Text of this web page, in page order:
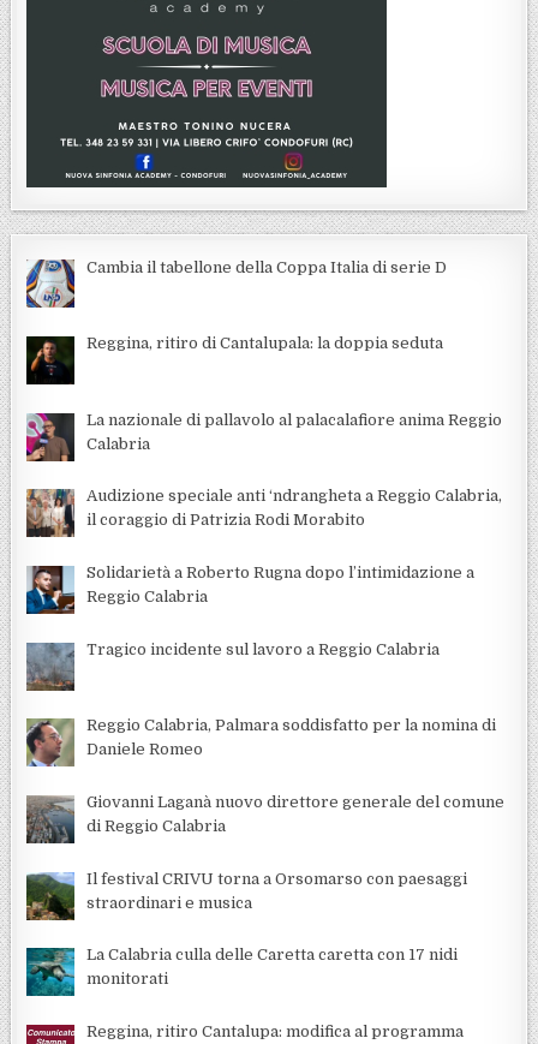
Cambia il tabellone della Coppa Italia di serie D
Reggina, ritiro di Cantalupala: la doppia seduta
La nazionale di pallavolo al palacalafiore anima Reggio
Calabria
Audizione speciale anti ‘ndrangheta a Reggio Calabria,
il coraggio di Patrizia Rodi Morabito
Solidarietà a Roberto Rugna dopo l’intimidazione a
Reggio Calabria
Tragico incidente sul lavoro a Reggio Calabria
Reggio Calabria, Palmara soddisfatto per la nomina di
Daniele Romeo
Giovanni Laganà nuovo direttore generale del comune
di Reggio Calabria
Il festival CRIVU torna a Orsomarso con paesaggi
straordinari e musica
La Calabria culla delle Caretta caretta con 17 nidi
monitorati
Reggina, ritiro Cantalupa: modifica al programma